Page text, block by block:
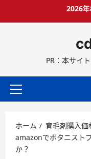
ス
ッ
2026
PR：本サイ
メ
メ
ニ
ュ
ホーム
育毛剤購入価
amazonでボタニスト
か？